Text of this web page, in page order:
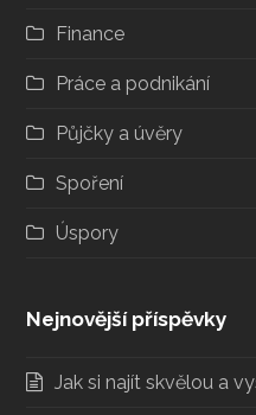
Finance
Práce a podnikání
Půjčky a úvěry
Spoření
Úspory
Nejnovější příspěvky
Jak si najít skvělou a